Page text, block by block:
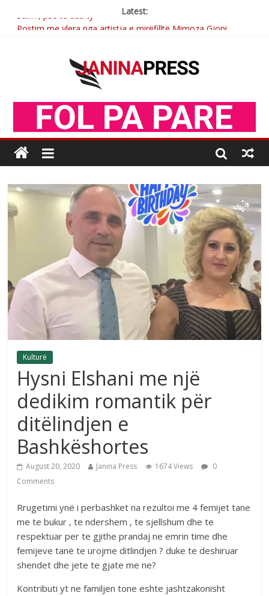
Latest:
Postim me vlera nga artistja e mirëfilltë Mimoza Gjoni
Brahim Çekaj njē veprimtar i respektuar i çeshtjës kombëtare
Kulturë
Hysni Elshani me një
dedikim romantik për
ditëlindjen e
Bashkëshortes
August 20, 2020 Janina Press 1674 Views
0
Comments
Rrugetimi ynë i perbashket na rezultoi me 4 femijet tane
me te bukur , te ndershem , te sjellshum dhe te
respektuar per te gjithe prandaj ne emrin time dhe
femijeve tanë te urojme ditlindjen ? duke te deshiruar
shendet dhe jete te gjate me ne?
Kontributi yt ne familjen tone eshte jashtzakonisht